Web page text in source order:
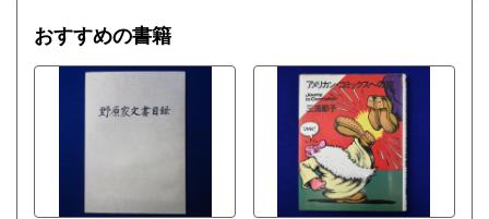
おすすめの書籍